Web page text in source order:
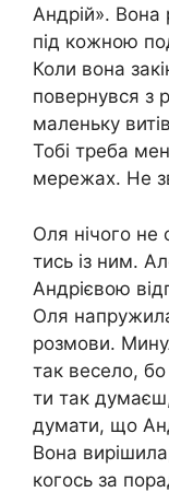
Андрій». Вона
під кожною
Коли вона
повернувся з
маленьку
Тобі треба
мережах. Не
Оля нічого не
тись із ним.
Андрієвою
Оля
розмови.
так весело,
ти так
думати, що
Вона
когось за